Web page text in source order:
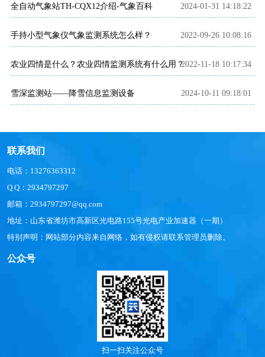
全自动气象站TH-CQX12介绍-气象百科 2024-01-31 14:18:22
手持小型气象仪气象监测系统怎么样？ 2022-09-26 10:08:16
农业四情是什么？农业四情监测系统有什么用？2022-11-18 10:17:34
雪深监测站——降雪信息监测设备 2024-10-11 09:18:01
联系我们
电话：13276363312
Q Q：2934797297
邮箱：2934797297@qq.com
地址：山东省潍坊市高新区光电路155号光电产业加速器（一期）
特别声明：网站部分内容来自网络，如有侵权请联系管理员删除。
公众号
扫一扫关注公众号